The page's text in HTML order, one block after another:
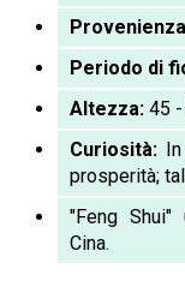
Periodo di
Altezza: 45
Curiosità:
prosperità;
"Feng Shui"
Cina.